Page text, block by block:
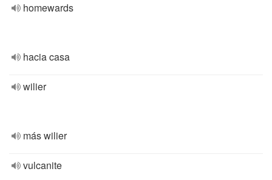
homewards
hacia casa
wilier
más wilier
vulcanite